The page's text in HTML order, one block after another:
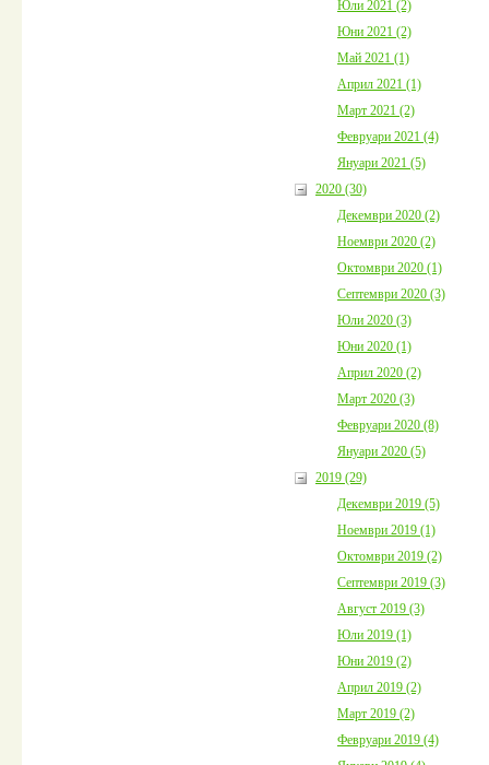
Юли 2021 (2)
Юни 2021 (2)
Май 2021 (1)
Април 2021 (1)
Март 2021 (2)
Февруари 2021 (4)
Януари 2021 (5)
2020 (30)
Декември 2020 (2)
Ноември 2020 (2)
Октомври 2020 (1)
Септември 2020 (3)
Юли 2020 (3)
Юни 2020 (1)
Април 2020 (2)
Март 2020 (3)
Февруари 2020 (8)
Януари 2020 (5)
2019 (29)
Декември 2019 (5)
Ноември 2019 (1)
Октомври 2019 (2)
Септември 2019 (3)
Август 2019 (3)
Юли 2019 (1)
Юни 2019 (2)
Април 2019 (2)
Март 2019 (2)
Февруари 2019 (4)